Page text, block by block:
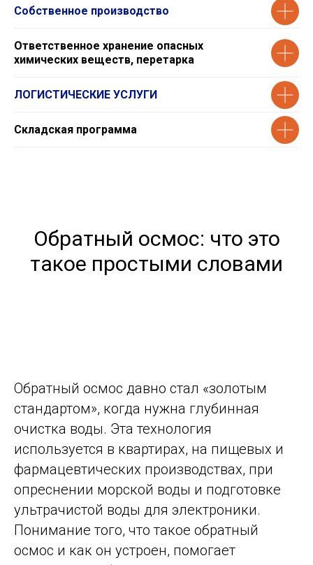
Собственное производство
Ответственное хранение опасных
химических веществ, перетарка
ЛОГИСТИЧЕСКИЕ УСЛУГИ
Складская программа
Обратный осмос: что это
такое простыми словами
Обратный осмос давно стал «золотым
стандартом», когда нужна глубинная
очистка воды. Эта технология
используется в квартирах, на пищевых и
фармацевтических производствах, при
опреснении морской воды и подготовке
ультрачистой воды для электроники.
Понимание того, что такое обратный
осмос и как он устроен, помогает